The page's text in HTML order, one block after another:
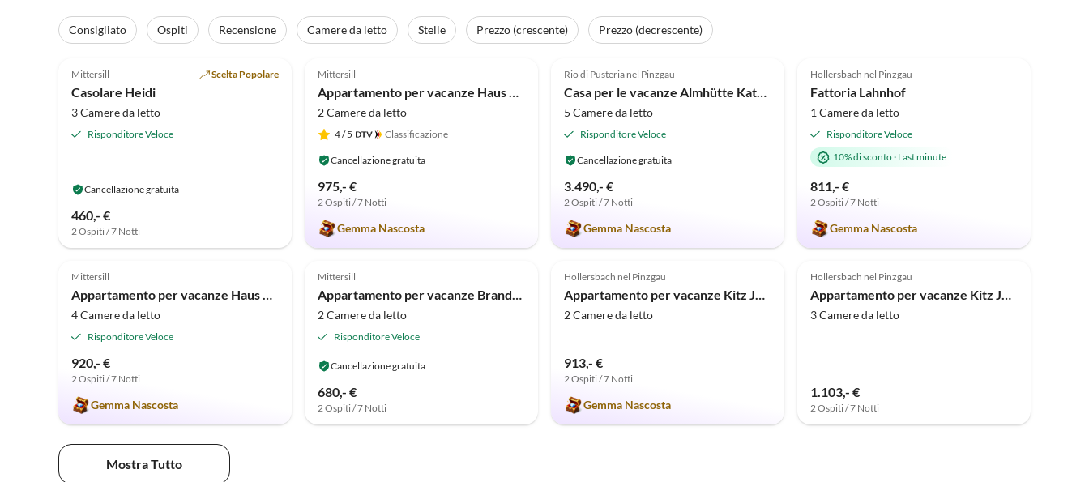
Consigliato Ospiti Recensione Camere da letto Stelle Prezzo (crescente) Prezzo (decrescente)
Annuncio in
Alto
Mittersill Scelta Popolare
Casolare Heidi
3 Camere da letto
Risponditore Veloce
Cancellazione gratuita
460,- €
2 Ospiti / 7 Notti
Mittersill
Appartamento per vacanze Haus HofstÃ¶tter
2 Camere da letto
4/ 5 Classificazione
Cancellazione gratuita
975,- €
2 Ospiti / 7 Notti
Gemma Nascosta
Rio di Pusteria nel Pinzgau
Casa per le vacanze Almhütte Katharina
5 Camere da letto
Risponditore Veloce
Cancellazione gratuita
3.490,- €
2 Ospiti / 7 Notti
Gemma Nascosta
Vacanze in fattoria
Hollersbach nel Pinzgau
Fattoria Lahnhof
1 Camere da letto
Risponditore Veloce
10% di sconto· Last minute
811,- €
2 Ospiti / 7 Notti
Gemma Nascosta
4.9 (4)
Mittersill
Appartamento per vacanze Haus Rohregger
4 Camere da letto
Risponditore Veloce
920,- €
2 Ospiti / 7 Notti
Gemma Nascosta
5.0 (3)
Mittersill
Appartamento per vacanze Brandnerhof 3
2 Camere da letto
Risponditore Veloce
Cancellazione gratuita
680,- €
2 Ospiti / 7 Notti
5.0 (1)
Hollersbach nel Pinzgau
Appartamento per vacanze Kitz Juwel Top 4
2 Camere da letto
913,- €
2 Ospiti / 7 Notti
Gemma Nascosta
Hollersbach nel Pinzgau
Appartamento per vacanze Kitz Juwel Top 2
3 Camere da letto
1.103,- €
2 Ospiti / 7 Notti
Mostra Tutto